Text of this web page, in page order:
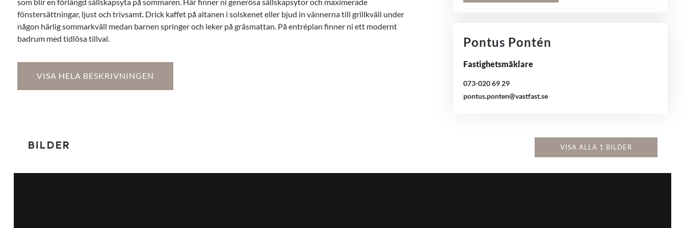
fönstersättningar, ljust och trivsamt. Drick kaffet på altanen i solskenet eller bjud in vännerna till grillkväll under
någon härlig sommarkväll medan barnen springer och leker på gräsmattan. På entréplan finner ni ett modernt
badrum med tidlösa tillval.
VISA HELA BESKRIVNINGEN
Pontus Pontén
Fastighetsmäklare
073-020 69 29
pontus.ponten@vastfast.se
BILDER VISA ALLA 1 BILDER